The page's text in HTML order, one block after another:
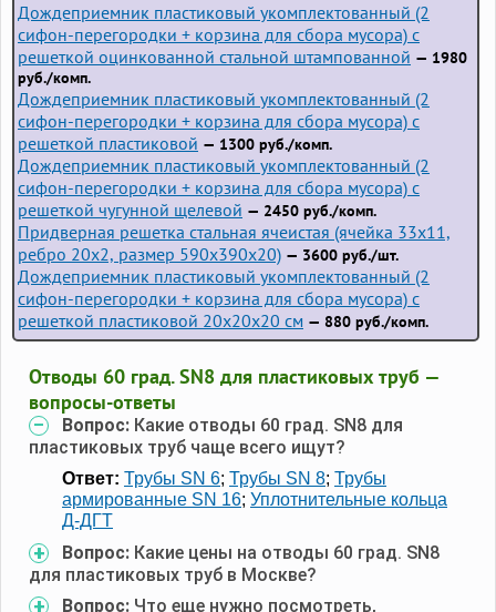
Дождеприемник пластиковый укомплектованный (2
сифон-перегородки + корзина для сбора мусора) с
решеткой оцинкованной стальной штампованной — 1980
руб./комп.
Дождеприемник пластиковый укомплектованный (2
сифон-перегородки + корзина для сбора мусора) с
решеткой пластиковой — 1300 руб./комп.
Дождеприемник пластиковый укомплектованный (2
сифон-перегородки + корзина для сбора мусора) с
решеткой чугунной щелевой — 2450 руб./комп.
Придверная решетка стальная ячеистая (ячейка 33x11,
ребро 20x2, размер 590x390x20) — 3600 руб./шт.
Дождеприемник пластиковый укомплектованный (2
сифон-перегородки + корзина для сбора мусора) с
решеткой пластиковой 20х20х20 см — 880 руб./комп.
Отводы 60 град. SN8 для пластиковых труб —
вопросы-ответы
Вопрос: Какие отводы 60 град. SN8 для
пластиковых труб чаще всего ищут?
Ответ: Трубы SN 6; Трубы SN 8; Трубы
армированные SN 16; Уплотнительные кольца
Д-ДГТ
Вопрос: Какие цены на отводы 60 град. SN8
для пластиковых труб в Москве?
Вопрос: Что еще нужно посмотреть,